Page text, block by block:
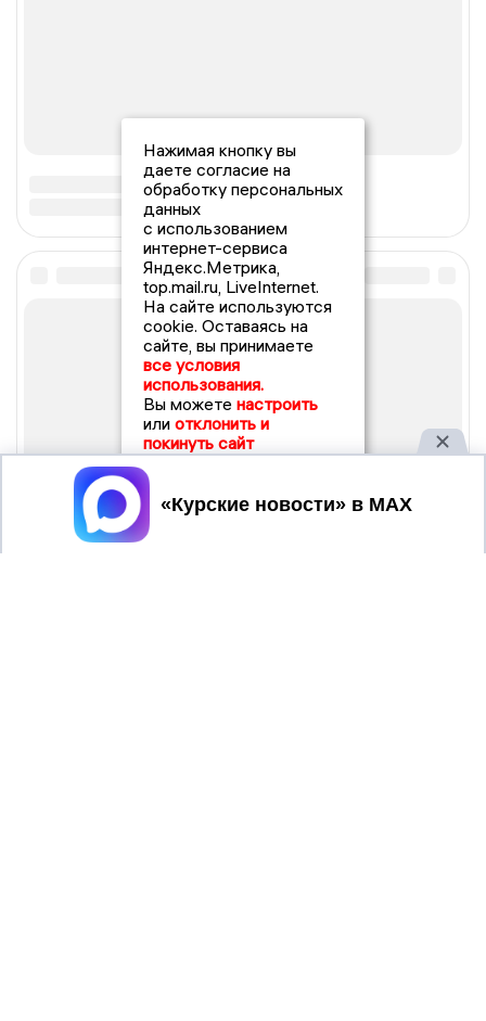
Нажимая кнопку вы
даете согласие на
обработку персональных
данных
с использованием
интернет-сервиса
Яндекс.Метрика,
top.mail.ru, LiveInternet.
На сайте используются
cookie. Оставаясь на
сайте, вы принимаете
все условия
использования.
Вы можете настроить
или отклонить и
покинуть сайт
Принять